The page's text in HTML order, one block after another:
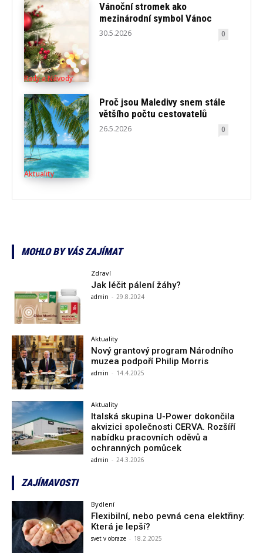
Rady a Návody
Vánoční stromek ako
mezinárodní symbol Vánoc
30.5.2026 0
Aktuality
Proč jsou Maledivy snem stále
většího počtu cestovatelů
26.5.2026 0
MOHLO BY VÁS ZAJÍMAT
Zdraví
Jak léčit pálení žáhy?
admin - 29.8.2024
Aktuality
Nový grantový program Národního
muzea podpoří Philip Morris
admin - 14.4.2025
Aktuality
Italská skupina U-Power dokončila
akvizici společnosti CERVA. Rozšíří
nabídku pracovních oděvů a
ochranných pomůcek
admin - 24.3.2026
ZAJÍMAVOSTI
Bydlení
Flexibilní, nebo pevná cena elektřiny:
Která je lepší?
svet v obraze - 18.2.2025